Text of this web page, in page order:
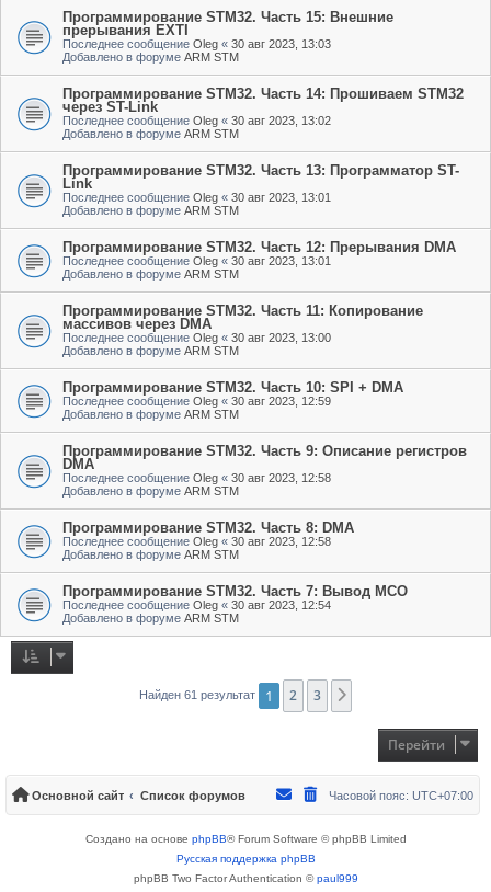
Программирование STM32. Часть 15: Внешние
прерывания EXTI
Последнее сообщение Oleg « 30 авг 2023, 13:03
Добавлено в форуме ARM STM
Программирование STM32. Часть 14: Прошиваем STM32
через ST-Link
Последнее сообщение Oleg « 30 авг 2023, 13:02
Добавлено в форуме ARM STM
Программирование STM32. Часть 13: Программатор ST-
Link
Последнее сообщение Oleg « 30 авг 2023, 13:01
Добавлено в форуме ARM STM
Программирование STM32. Часть 12: Прерывания DMA
Последнее сообщение Oleg « 30 авг 2023, 13:01
Добавлено в форуме ARM STM
Программирование STM32. Часть 11: Копирование
массивов через DMA
Последнее сообщение Oleg « 30 авг 2023, 13:00
Добавлено в форуме ARM STM
Программирование STM32. Часть 10: SPI + DMA
Последнее сообщение Oleg « 30 авг 2023, 12:59
Добавлено в форуме ARM STM
Программирование STM32. Часть 9: Описание регистров
DMA
Последнее сообщение Oleg « 30 авг 2023, 12:58
Добавлено в форуме ARM STM
Программирование STM32. Часть 8: DMA
Последнее сообщение Oleg « 30 авг 2023, 12:58
Добавлено в форуме ARM STM
Программирование STM32. Часть 7: Вывод MCO
Последнее сообщение Oleg « 30 авг 2023, 12:54
Добавлено в форуме ARM STM
Найден 61 результат 1 2 3
Перейти
Основной сайт Список форумов Часовой пояс: UTC+07:00
Создано на основе phpBB® Forum Software © phpBB Limited
Русская поддержка phpBB
phpBB Two Factor Authentication ©paul999